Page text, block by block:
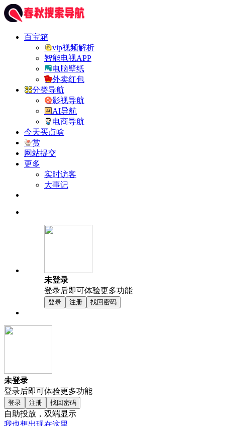
百宝箱
vip视频解析
智能电视APP
电脑壁纸
外卖红包
分类导航
影视导航
AI导航
电商导航
今天买点啥
赏
网站提交
更多
实时访客
大事记
未登录
登录后即可体验更多功能
登录 注册 找回密码
未登录
登录后即可体验更多功能
登录 注册 找回密码
自助投放，双端显示
我也想出现在这里